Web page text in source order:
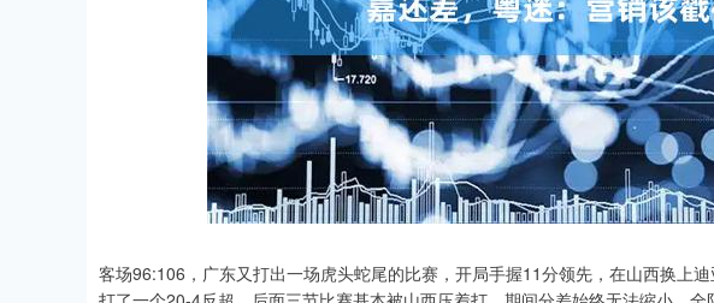
客场96:106，广东又打出一场虎头蛇尾的比赛，开局手握11分领先，在山西换上
深证成指 14311.01 200.89 1.42% 沪